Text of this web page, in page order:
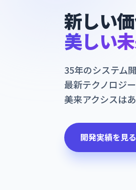
新しい
美しい
35年のシステム
最新テクノロジー
美来アクシスは
開発実績を見る